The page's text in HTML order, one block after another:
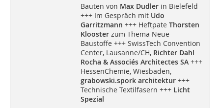
Bauten von Max Dudlerin Bielefeld
+++ Im Gespräch mitUdo
Garritzmann +++ Heftpate Thorsten
Klooster zum Thema Neue
Baustoffe +++ SwissTech Convention
Center, Lausanne/CH, Richter Dahl
Rocha & Associés Architectes SA+++
HessenChemie, Wiesbaden,
grabowski.spork architektur+++
Technische Textilfasern +++ Licht
Spezial